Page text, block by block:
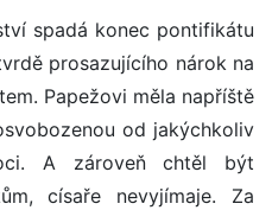
spadá konec pontifikátu
prosazujícího nárok na
Papežovi měla napříště
od jakýchkoliv
A zároveň chtěl být
císaře nevyjímaje. Za